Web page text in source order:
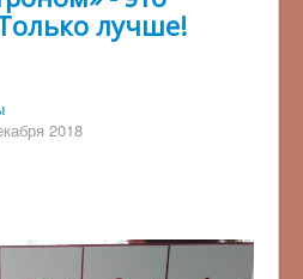
лучше!
2018